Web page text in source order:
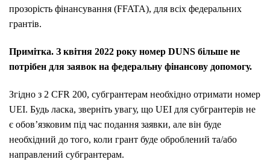
прозорість фінансування (FFATA), для всіх федеральних
грантів.
Примітка. З квітня 2022 року номер DUNS більше не
потрібен для заявок на федеральну фінансову допомогу.
Згідно з 2 CFR 200, субгрантерам необхідно отримати номер
UEI. Будь ласка, зверніть увагу, що UEI для субгрантерів не
є обов’язковим під час подання заявки, але він буде
необхідний до того, коли грант буде оброблений та/або
направлений субгрантерам.